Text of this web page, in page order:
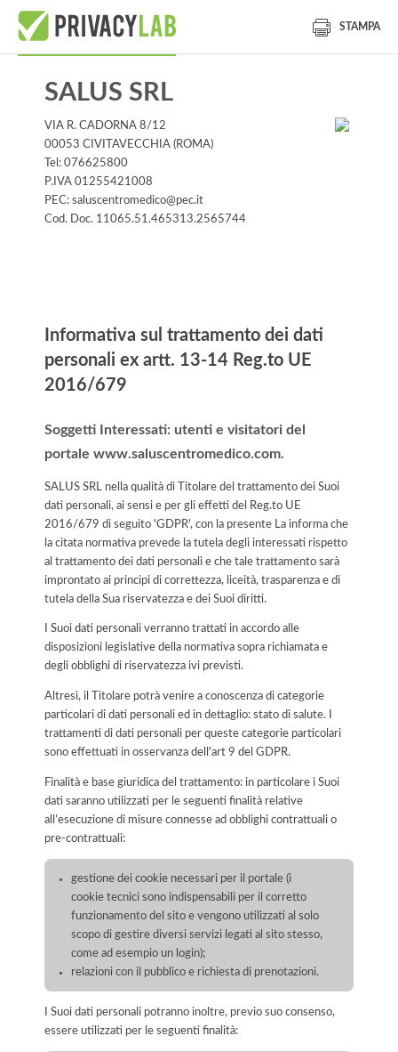
STAMPA
SALUS SRL
VIA R. CADORNA 8/12
00053 CIVITAVECCHIA (ROMA)
Tel: 076625800
P.IVA 01255421008
PEC: saluscentromedico@pec.it
Cod. Doc. 11065.51.465313.2565744
Informativa sul trattamento dei dati
personali ex artt. 13-14 Reg.to UE
2016/679
Soggetti Interessati: utenti e visitatori del
portale www.saluscentromedico.com.
SALUS SRL nella qualità di Titolare del trattamento dei Suoi
dati personali, ai sensi e per gli effetti del Reg.to UE
2016/679 di seguito 'GDPR', con la presente La informa che
la citata normativa prevede la tutela degli interessati rispetto
al trattamento dei dati personali e che tale trattamento sarà
improntato ai principi di correttezza, liceità, trasparenza e di
tutela della Sua riservatezza e dei Suoi diritti.
I Suoi dati personali verranno trattati in accordo alle
disposizioni legislative della normativa sopra richiamata e
degli obblighi di riservatezza ivi previsti.
Altresì, il Titolare potrà venire a conoscenza di categorie
particolari di dati personali ed in dettaglio: stato di salute. I
trattamenti di dati personali per queste categorie particolari
sono effettuati in osservanza dell'art 9 del GDPR.
Finalità e base giuridica del trattamento: in particolare i Suoi
dati saranno utilizzati per le seguenti finalità relative
all’esecuzione di misure connesse ad obblighi contrattuali o
pre-contrattuali:
gestione dei cookie necessari per il portale (i
cookie tecnici sono indispensabili per il corretto
funzionamento del sito e vengono utilizzati al solo
scopo di gestire diversi servizi legati al sito stesso,
come ad esempio un login);
relazioni con il pubblico e richiesta di prenotazioni.
I Suoi dati personali potranno inoltre, previo suo consenso,
essere utilizzati per le seguenti finalità: